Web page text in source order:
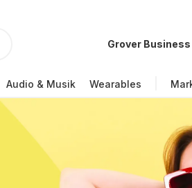
Grover Business
Audio & Musik Wearables